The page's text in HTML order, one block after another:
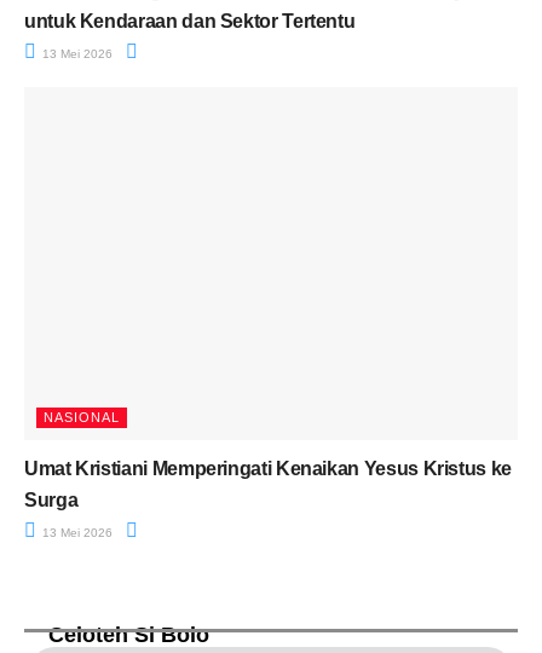
untuk Kendaraan dan Sektor Tertentu
13 Mei 2026
NASIONAL
Umat Kristiani Memperingati Kenaikan Yesus Kristus ke
Surga
13 Mei 2026
Celoteh Si Bolo